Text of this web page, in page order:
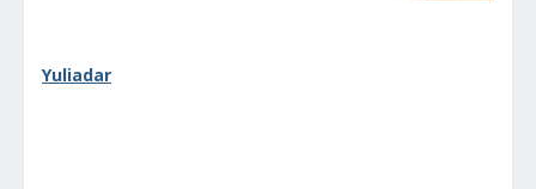
Yuliadar